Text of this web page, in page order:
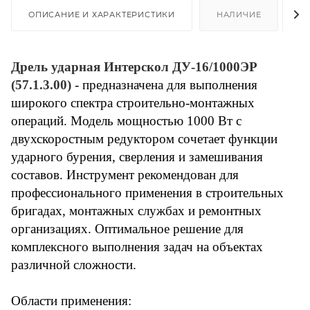
ОПИСАНИЕ И ХАРАКТЕРИСТИКИ НАЛИЧИЕ
Дрель ударная Интерскол ДУ-16/1000ЭР
(57.1.3.00) - предназначена для выполнения
широкого спектра строительно-монтажных
операций. Модель мощностью 1000 Вт с
двухскоростным редуктором сочетает функции
ударного бурения, сверления и замешивания
составов. Инструмент рекомендован для
профессионального применения в строительных
бригадах, монтажных службах и ремонтных
организациях. Оптимальное решение для
комплексного выполнения задач на объектах
различной сложности.
Области применения: